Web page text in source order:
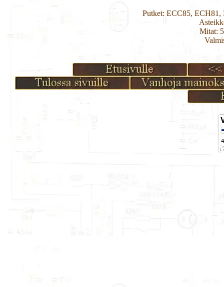
Putket: ECC85,
Mitat: